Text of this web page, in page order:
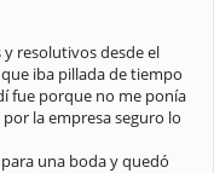
Gracias por la
Habéis sido
del paquete es
un trabajo hecho con
vosotros en los
Un saludo